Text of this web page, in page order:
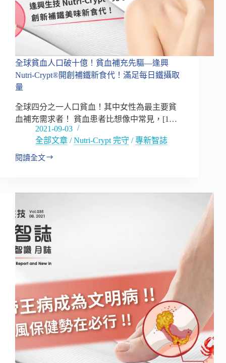
興
Nutri-
Crypt®
開
鐵
新
食
滿
足
攝
篇
全球貧血人口破十億！貧血補充先驅—逢興
Nutri-Crypt®開創補鐵新食代！滿足每日鐵攝取
量
全球四分之一人口貧血！其中女性為最主要貧
血補充需求者！ 貧血患者比想像中常見，[1…
2021-09-03
全部文章 /Nutri-Crypt 完守 /專新智誌
閱讀全文
全
血
口
破
十
億！
貧
血
先
驅
逢
Nutri-
Crypt®